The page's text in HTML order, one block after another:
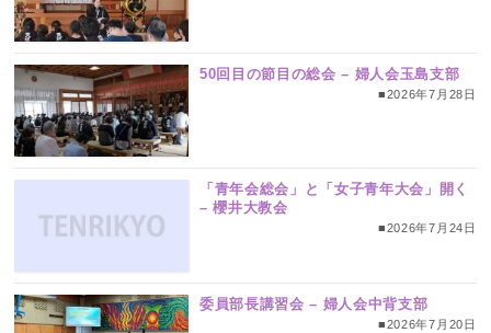
50回目の節目の総会 – 婦人会玉島支部
■2026年7月28日
「青年会総会」と「女子青年大会」開く
– 櫻井大教会
■2026年7月24日
委員部長講習会 – 婦人会中背支部
■2026年7月20日